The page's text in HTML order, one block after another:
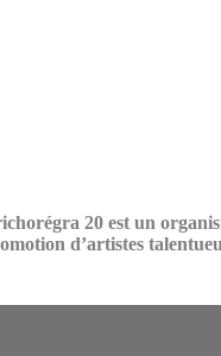
20 est un
d’artistes